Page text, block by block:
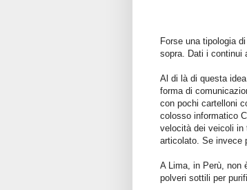
Forse una tipologia
sopra. Dati i continui
Al di là di questa
forma di
con pochi cartelloni
colosso informatico
velocità dei veicoli in
articolato. Se invece
A Lima, in Perù, non
polveri sottili per